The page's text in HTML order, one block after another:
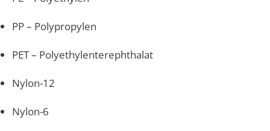
PP – Polypropylen
PET – Polyethylenterephthalat
Nylon-12
Nylon-6